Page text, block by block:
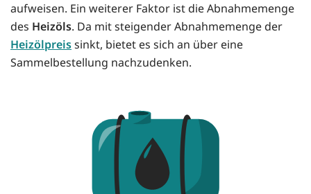
aufweisen. Ein weiterer Faktor ist die Abnahmemenge
des Heizöls. Da mit steigender Abnahmemenge der
Heizölpreissinkt, bietet es sich an über eine
Sammelbestellung nachzudenken.